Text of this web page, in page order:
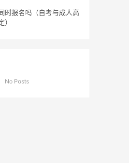
时报名吗（自考与成人高
No Posts